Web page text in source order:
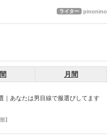
ライター pinonino
月間
｜あなたは男目線で服選びしてます
】